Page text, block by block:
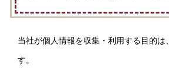
当社が個人情報を収集・利用する目的は
す。